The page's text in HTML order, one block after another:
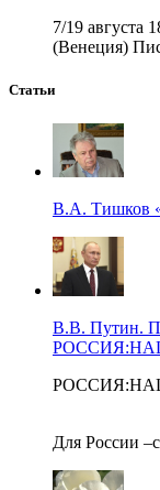
7/19 августа
(Венеция)
Статьи
В.А. Тишков
В.В. Путин.
Для России